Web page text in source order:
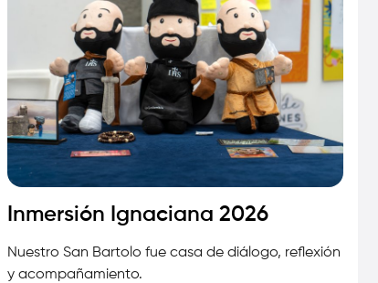
Inmersión Ignaciana 2026
Nuestro San Bartolo fue casa de diálogo, reflexión
y acompañamiento.